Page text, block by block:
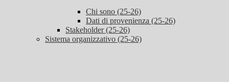
Chi sono (25-26)
Dati di provenienza (25-26)
Stakeholder (25-26)
Sistema organizzativo (25-26)